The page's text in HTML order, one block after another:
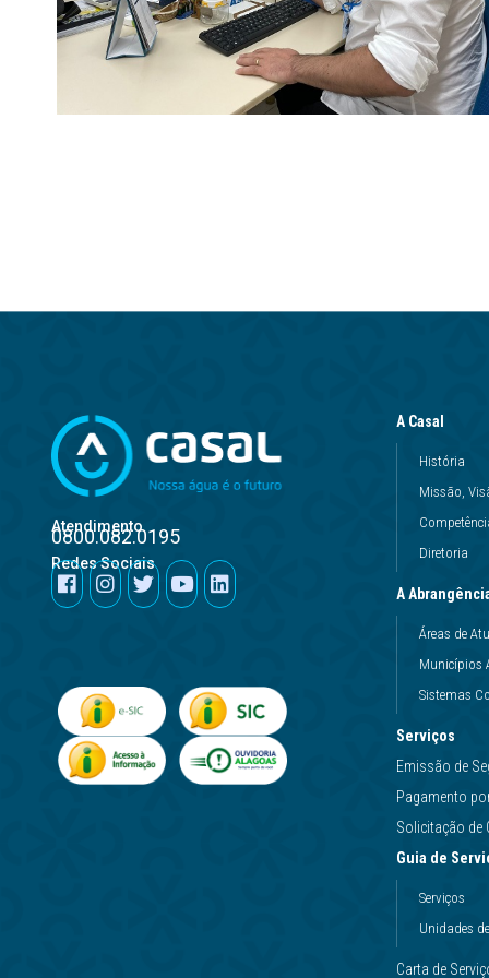
Atendimento
0800.082.0195
Redes Sociais
A Casal
História
Missão,
Diretoria
A
Áreas de
Municípios
Sistemas
Serviços
Emissão de
Pagamento
Solicitação de
Guia de
Serviços
Unidades
Carta de